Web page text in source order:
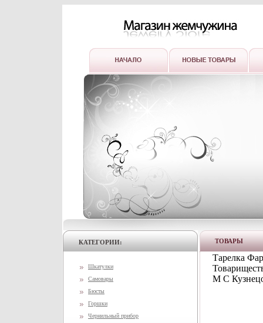
КАТЕГОРИИ:
Шкатулки
Самовары
Бюсты
Горшки
Чернильный прибор
ТОВАРЫ
Тарелка
М С